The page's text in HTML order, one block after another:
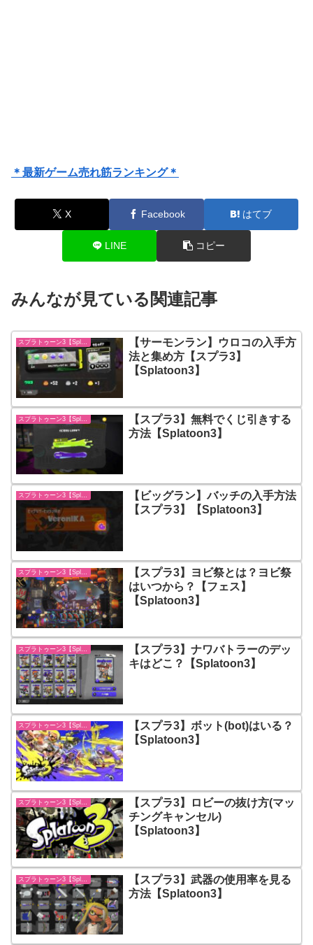
＊最新ゲーム売れ筋ランキング＊
X Facebook はてブ
LINE コピー
みんなが見ている関連記事
【サーモンラン】ウロコの入手方
法と集め方【スプラ3】
【Splatoon3】
【スプラ3】無料でくじ引きする
方法【Splatoon3】
スプラトゥーン3【Splatoon3】
【ビッグラン】バッチの入手方法
【スプラ3】【Splatoon3】
【スプラ3】ヨビ祭とは？ヨビ祭
はいつから？【フェス】
【Splatoon3】
【スプラ3】ナワバトラーのデッ
キはどこ？【Splatoon3】
スプラトゥーン3【Splatoon3】
【スプラ3】ボット(bot)はいる？
【Splatoon3】
【スプラ3】ロビーの抜け方(マッ
チングキャンセル)
【Splatoon3】
【スプラ3】武器の使用率を見る
方法【Splatoon3】